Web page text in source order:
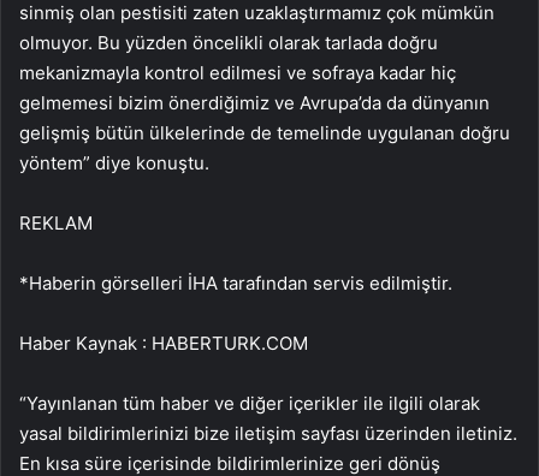
sinmiş olan pestisiti zaten uzaklaştırmamız çok mümkün
olmuyor. Bu yüzden öncelikli olarak tarlada doğru
mekanizmayla kontrol edilmesi ve sofraya kadar hiç
gelmemesi bizim önerdiğimiz ve Avrupa’da da dünyanın
gelişmiş bütün ülkelerinde de temelinde uygulanan doğru
yöntem” diye konuştu.
REKLAM
*Haberin görselleri İHA tarafından servis edilmiştir.
Haber Kaynak : HABERTURK.COM
“Yayınlanan tüm haber ve diğer içerikler ile ilgili olarak
yasal bildirimlerinizi bize iletişim sayfası üzerinden iletiniz.
En kısa süre içerisinde bildirimlerinize geri dönüş